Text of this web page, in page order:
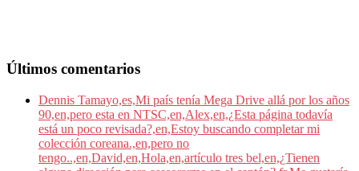
Últimos comentarios
Dennis Tamayo,es,Mi país tenía Mega Drive allá por los años
90,en,pero esta en NTSC,en,Alex,en,¿Esta página todavía
está un poco revisada?,en,Estoy buscando completar mi
colección coreana.,en,pero no
tengo..,en,David,en,Hola,en,artículo tres bel,en,¿Tienen